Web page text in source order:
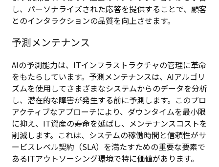
し、パーソナライズされた応答を提供することで、顧客
とのインタラクションの品質を向上させます。
予測メンテナンス
AIの予測能力は、ITインフラストラクチャの管理に革命
をもたらしています。予測メンテナンスは、AIアルゴリ
ズムを使用してさまざまなシステムからのデータを分析
し、潜在的な障害が発生する前に予測します。このプロ
アクティブなアプローチにより、ダウンタイムを最小限
に抑え、IT資産の寿命を延ばし、メンテナンスコストを
削減します。これは、システムの稼働時間と信頼性がサ
ービスレベル契約（SLA）を満たすための重要な要素で
あるITアウトソーシング環境で特に価値があります。